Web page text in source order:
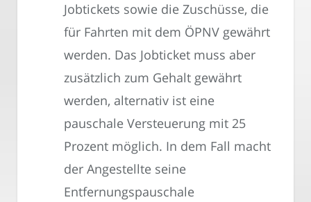
Jobtickets sowie die Zuschüsse, die
für Fahrten mit dem ÖPNV gewährt
werden. Das Jobticket muss aber
zusätzlich zum Gehalt gewährt
werden, alternativ ist eine
pauschale Versteuerung mit 25
Prozent möglich. In dem Fall macht
der Angestellte seine
Entfernungspauschale